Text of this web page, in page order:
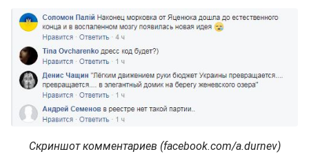
Скриншот комментариев (facebook.com/a.durnev)